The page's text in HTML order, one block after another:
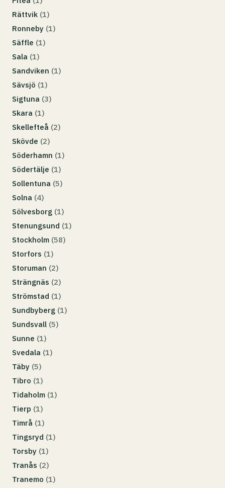
Rättvik (1)
Ronneby (1)
Säffle (1)
Sala (1)
Sandviken (1)
Sävsjö (1)
Sigtuna (3)
Skara (1)
Skellefteå (2)
Skövde (2)
Söderhamn (1)
Södertälje (1)
Sollentuna (5)
Solna (4)
Sölvesborg (1)
Stenungsund (1)
Stockholm (58)
Storfors (1)
Storuman (2)
Strängnäs (2)
Strömstad (1)
Sundbyberg (1)
Sundsvall (5)
Sunne (1)
Svedala (1)
Täby (5)
Tibro (1)
Tidaholm (1)
Tierp (1)
Timrå (1)
Tingsryd (1)
Torsby (1)
Tranås (2)
Tranemo (1)